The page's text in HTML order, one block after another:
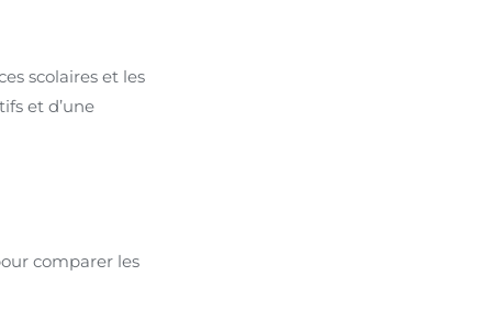
scolaires et les
et d’une
comparer les